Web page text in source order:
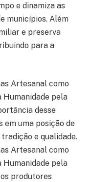
e dinamiza as
municípios. Além
e preserva
para a
Artesanal como
pela
desse
em uma posição de
e qualidade.
Artesanal como
pela
produtores